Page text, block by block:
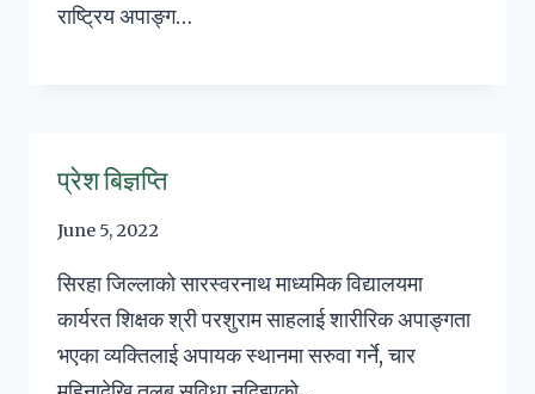
राष्ट्रिय अपाङ्ग…
प्रेश बिज्ञप्ति
June 5, 2022
सिरहा जिल्लाको सारस्वरनाथ माध्यमिक विद्यालयमा
कार्यरत शिक्षक श्री परशुराम साहलाई शारीरिक अपाङ्गता
भएका व्यक्तिलाई अपायक स्थानमा सरुवा गर्ने, चार